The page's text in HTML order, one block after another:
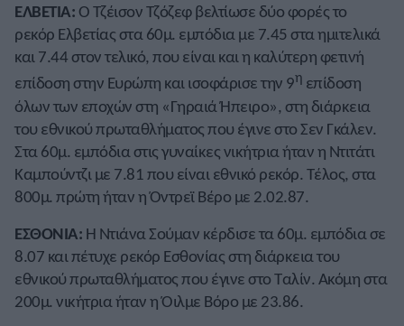
ΕΛΒΕΤΙΑ: Ο Τζέισον Τζόζεφ βελτίωσε δύο φορές το
ρεκόρ Ελβετίας στα 60μ. εμπόδια με 7.45 στα ημιτελικά
και 7.44 στον τελικό, που είναι και η καλύτερη φετινή
επίδοση στην Ευρώπη και ισοφάρισε την 9η επίδοση
όλων των εποχών στη «Γηραιά Ήπειρο», στη διάρκεια
του εθνικού πρωταθλήματος που έγινε στο Σεν Γκάλεν.
Στα 60μ. εμπόδια στις γυναίκες νικήτρια ήταν η Ντιτάτι
Καμπούντζι με 7.81 που είναι εθνικό ρεκόρ. Τέλος, στα
800μ. πρώτη ήταν η Όντρεϊ Βέρο με 2.02.87.
ΕΣΘΟΝΙΑ: Η Ντιάνα Σούμαν κέρδισε τα 60μ. εμπόδια σε
8.07 και πέτυχε ρεκόρ Εσθονίας στη διάρκεια του
εθνικού πρωταθλήματος που έγινε στο Ταλίν. Ακόμη στα
200μ. νικήτρια ήταν η Όιλμε Βόρο με 23.86.